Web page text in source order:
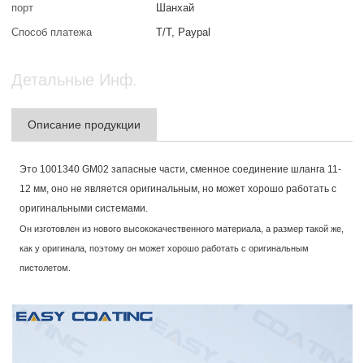
порт
Шанхай
Способ платежа
T/T, Paypal
Детальные Инф.
Описание продукции
Это 1001340 GM02 запасные части, сменное соединение шланга 11-
12 мм, оно не является оригинальным, но может хорошо работать с
оригинальными системами.
Он изготовлен из нового высококачественного материала, а размер такой же,
как у оригинала, поэтому он может хорошо работать с оригинальным
пистолетом.